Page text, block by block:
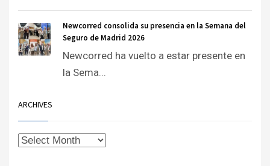
Newcorred consolida su presencia en la Semana del
Seguro de Madrid 2026
Newcorred ha vuelto a estar presente en
la Sema...
ARCHIVES